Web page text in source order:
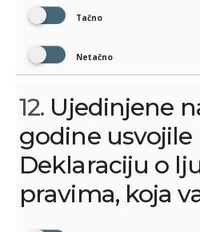
Tačno
Netačno
12. Ujedinjene
godine
Deklaraciju o
pravima, koja